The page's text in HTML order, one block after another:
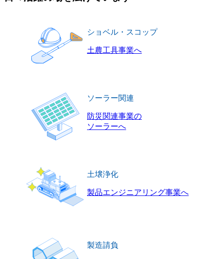
ショベル・スコップ
土農工具事業へ
ソーラー関連
防災関連事業の
ソーラーへ
土壌浄化
製品エンジニアリング事業へ
製造請負